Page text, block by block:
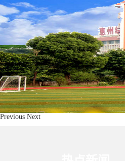
Previous Next